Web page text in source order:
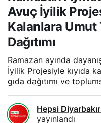
Avuç İyilik
Kalanlara Umut
Dağıtımı
Ramazan ayında
İyilik Projesiyle kıyıda
gıda dağıtımı ve
Hepsi
yayınlandı